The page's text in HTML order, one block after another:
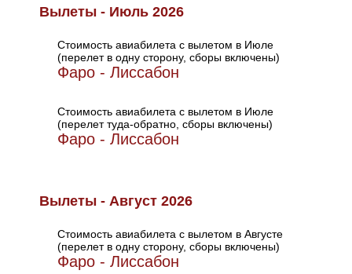
Вылеты - Июль 2026
Стоимость авиабилета с вылетом в Июле
(перелет в одну сторону, сборы включены)
Фаро - Лиссабон
Стоимость авиабилета с вылетом в Июле
(перелет туда-обратно, сборы включены)
Фаро - Лиссабон
Вылеты - Август 2026
Стоимость авиабилета с вылетом в Августе
(перелет в одну сторону, сборы включены)
Фаро - Лиссабон